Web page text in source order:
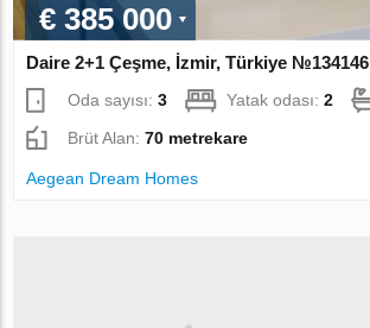
€ 385 000
Daire 2+1 Çeşme, İzmir, Türkiye №134146
Oda sayısı:3 Yatak odası:2
Brüt Alan:70 metrekare
Aegean Dream Homes